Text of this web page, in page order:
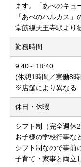
ます。「あべのキュ
「あべのハルカス
堂筋線天王寺駅より
勤務時間
9:40～18:40
(休憩1時間／実働8時
※店舗により異なる
休日・休暇
シフト制（完全週休2
お子様の学校行事な
シフト制なので事前
子育て・家事と両立